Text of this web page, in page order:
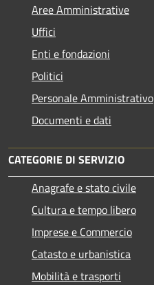
Aree Amministrative
Uffici
Enti e fondazioni
Politici
Personale Amministrativo
Documenti e dati
CATEGORIE DI SERVIZIO
Anagrafe e stato civile
Cultura e tempo libero
Imprese e Commercio
Catasto e urbanistica
Mobilità e trasporti